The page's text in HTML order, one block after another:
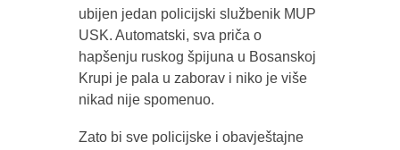
ubijen jedan policijski službenik MUP
USK. Automatski, sva priča o
hapšenju ruskog špijuna u Bosanskoj
Krupi je pala u zaborav i niko je više
nikad nije spomenuo.
Zato bi sve policijske i obavještajne